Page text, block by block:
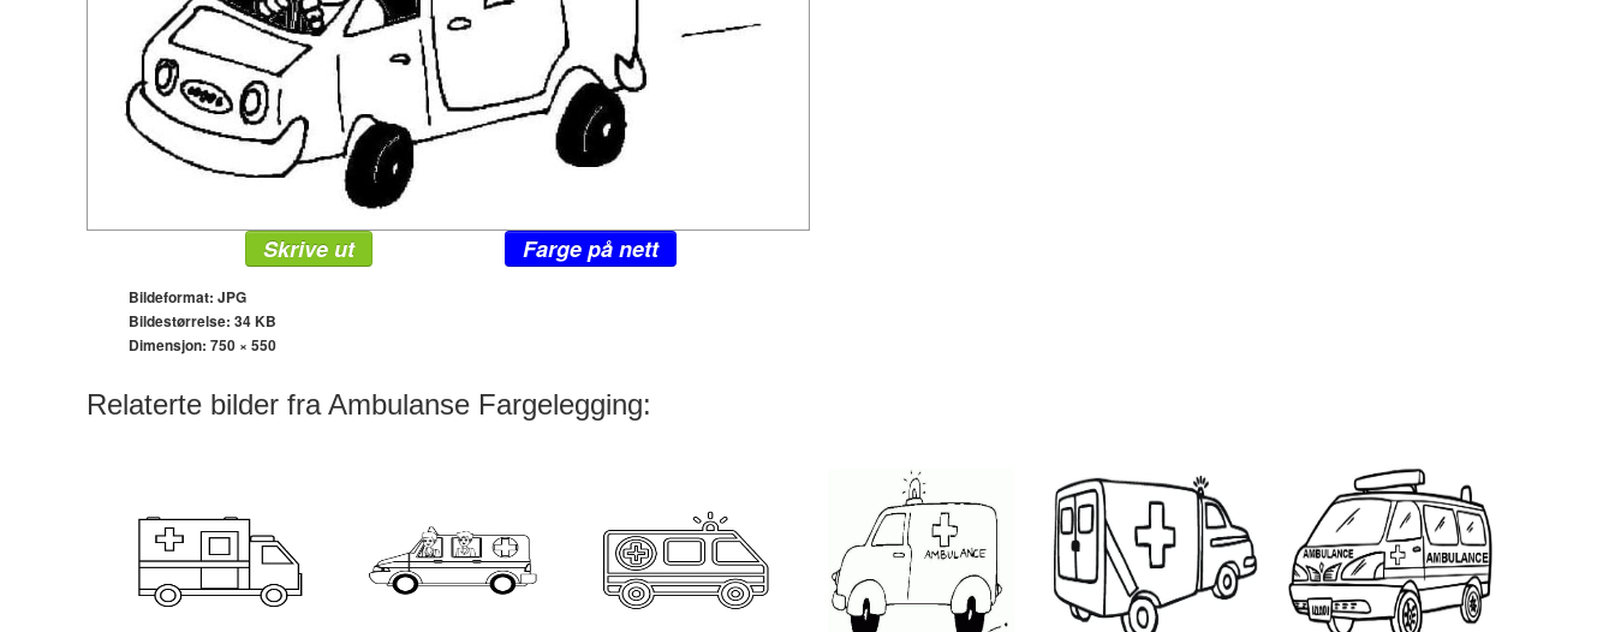
Skrive ut Farge på nett
Bildeformat: JPG
Bildestørrelse: 34 KB
Dimensjon: 750 × 550
Relaterte bilder fra Ambulanse Fargelegging: